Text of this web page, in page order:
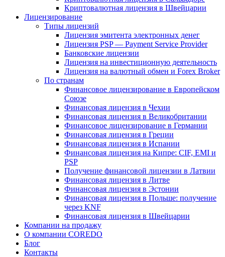
Криптовалютная лицензия в Швейцарии
Лицензирование
Типы лицензий
Лицензия эмитента электронных денег
Лицензия PSP — Payment Service Provider
Банковские лицензии
Лицензия на инвестиционную деятельность
Лицензия на валютный обмен и Forex Broker
По странам
Финансовое лицензирование в Европейском
Союзе
Финансовая лицензия в Чехии
Финансовая лицензия в Великобритании
Финансовое лицензирование в Германии
Финансовая лицензия в Греции
Финансовая лицензия в Испании
Финансовая лицензия на Кипре: CIF, EMI и
PSP
Получение финансовой лицензии в Латвии
Финансовая лицензия в Литве
Финансовая лицензия в Эстонии
Финансовая лицензия в Польше: получение
через KNF
Финансовая лицензия в Швейцарии
Компании на продажу
О компании COREDO
Блог
Контакты